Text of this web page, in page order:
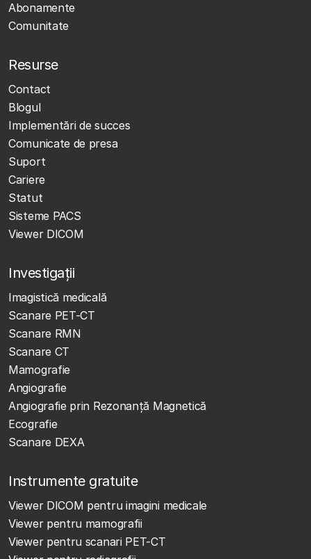
Abonamente
Comunitate
Resurse
Contact
Blogul
Implementări de succes
Comunicate de presa
Suport
Cariere
Statut
Sisteme PACS
Viewer DICOM
Investigații
Imagistică medicală
Scanare PET-CT
Scanare RMN
Scanare CT
Mamografie
Angiografie
Angiografie prin Rezonanță Magnetică
Ecografie
Scanare DEXA
Instrumente gratuite
Viewer DICOM pentru imagini medicale
Viewer pentru mamografii
Viewer pentru scanari PET-CT